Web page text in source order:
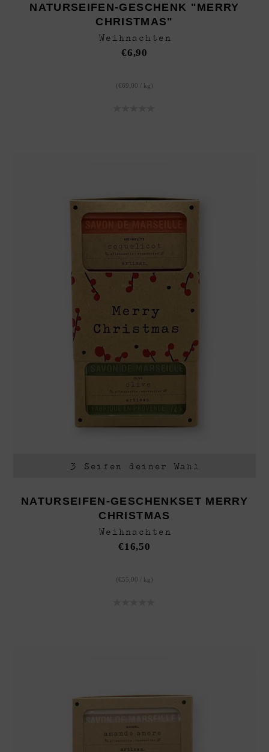
NATURSEIFEN-GESCHENK "MERRY
CHRISTMAS"
Weihnachten
€6,90
( €69,00 kg )
3 Seifen deiner Wahl
NATURSEIFEN-GESCHENKSET MERRY
CHRISTMAS
Weihnachten
€16,50
( €55,00 kg )